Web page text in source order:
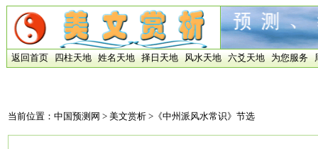
返回首页 四柱天地 姓名天地 择日天地 风水天地 六爻天地 为您服务
当前位置： 中国预测网 > 美文赏析 >《中州派风水常识》节选